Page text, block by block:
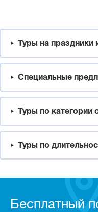
Туры на праздники
Специальные
Туры по категории
Туры по
Бесплатный